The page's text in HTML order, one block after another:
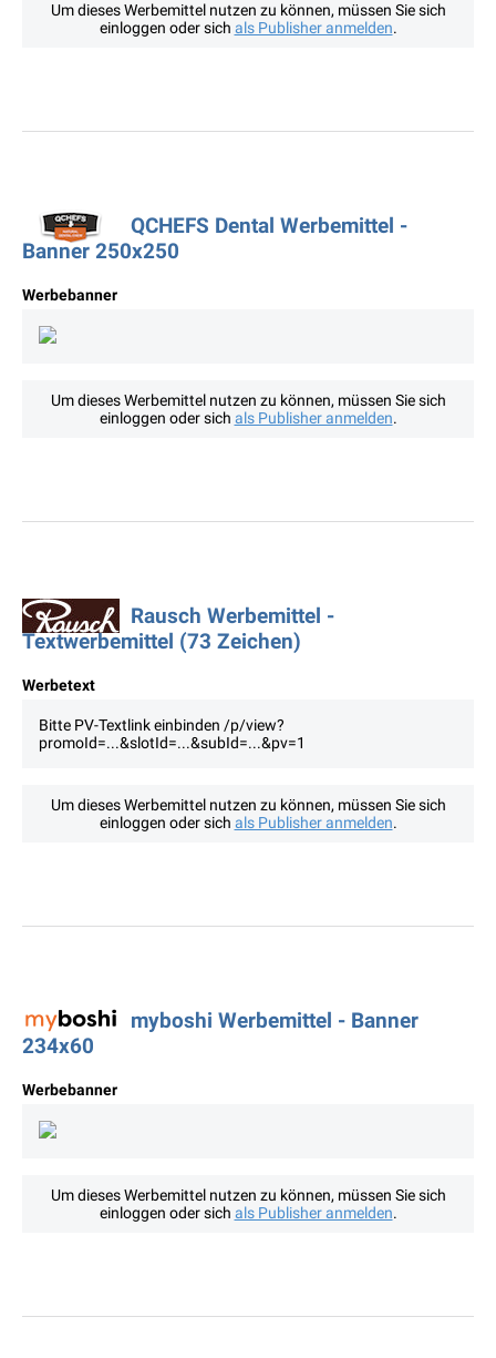
Um dieses Werbemittel nutzen zu können, müssen Sie sich
einloggen oder sich als Publisher anmelden.
QCHEFS Dental Werbemittel -
Banner 250x250
Werbebanner
Um dieses Werbemittel nutzen zu können, müssen Sie sich
einloggen oder sich als Publisher anmelden.
Rausch Werbemittel -
Textwerbemittel (73 Zeichen)
Werbetext
Bitte PV-Textlink einbinden /p/view?
promoId=...&slotId=...&subId=...&pv=1
Um dieses Werbemittel nutzen zu können, müssen Sie sich
einloggen oder sich als Publisher anmelden.
myboshi Werbemittel - Banner
234x60
Werbebanner
Um dieses Werbemittel nutzen zu können, müssen Sie sich
einloggen oder sich als Publisher anmelden.